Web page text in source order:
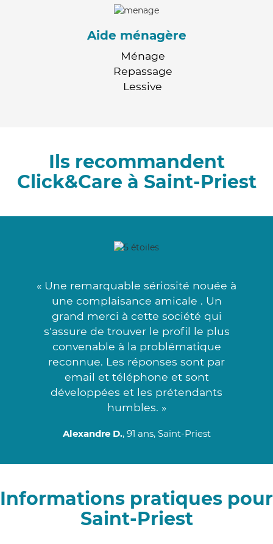
Aide ménagère
Ménage
Repassage
Lessive
Ils recommandent
Click&Care à Saint-Priest
« Une remarquable sériosité nouée à
une complaisance amicale . Un
grand merci à cette société qui
s'assure de trouver le profil le plus
convenable à la problématique
reconnue. Les réponses sont par
email et téléphone et sont
développées et les prétendants
humbles. »
Alexandre D., 91 ans, Saint-Priest
Informations pratiques pour
Saint-Priest